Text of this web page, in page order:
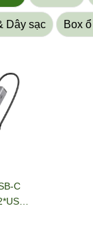
Dây sạc Box
C